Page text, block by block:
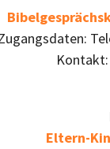
Eltern-